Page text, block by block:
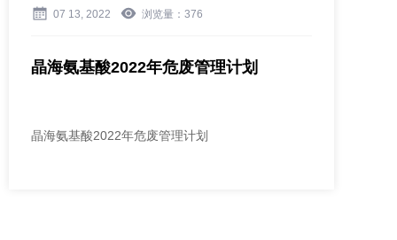
07 13, 2022 浏览量： 376
晶海氨基酸2022年危废管理计划
晶海氨基酸2022年危废管理计划